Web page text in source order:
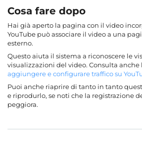
Cosa fare dopo
Hai già aperto la pagina con il video
YouTube può associare il video a una
esterno.
Questo aiuta il sistema a riconoscere le
visualizzazioni del video. Consulta
aggiungere e configurare traffico su
Puoi anche riaprire di tanto in tanto
e riprodurlo, se noti che la registrazione
peggiora.